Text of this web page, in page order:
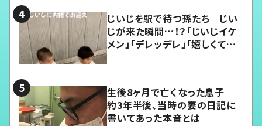
じいじを駅で待つ孫たち じい
じが来た瞬間…！？「じいじイケ
メン」「デレッデレ」「嬉しくて可
生後8ヶ月で亡くなった息子
約3年半後、当時の妻の日記に
書いてあった本音とは